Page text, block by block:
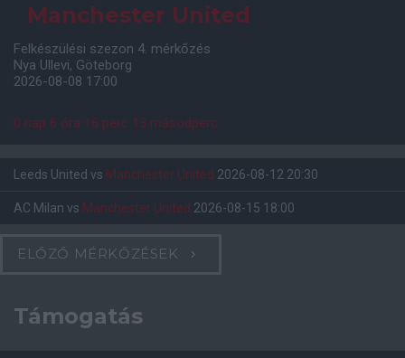
Manchester United
Felkészülési szezon 4. mérkőzés
Nya Ullevi, Göteborg
2026-08-08 17:00
0 nap 6 óra 16 perc 12 másodperc
Leeds United vs Manchester United 2026-08-12 20:30
AC Milan vs Manchester United 2026-08-15 18:00
ELŐZŐ MÉRKŐZÉSEK
Támogatás